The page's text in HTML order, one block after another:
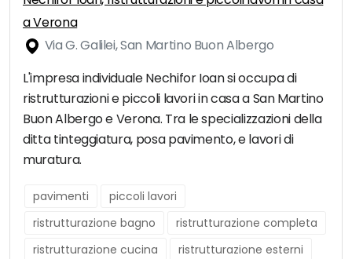
a Verona
Via G. Galilei, San Martino Buon Albergo
L'impresa individuale Nechifor Ioan si occupa di
ristrutturazioni e piccoli lavori in casa a San Martino
Buon Albergo e Verona. Tra le specializzazioni della
ditta tinteggiatura, posa pavimento, e lavori di
muratura.
pavimenti
piccoli lavori
ristrutturazione bagno
ristrutturazione completa
ristrutturazione cucina
ristrutturazione esterni